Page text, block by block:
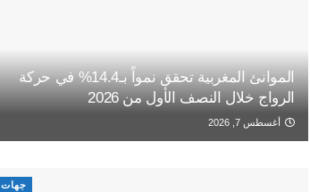
الموانئ المغربية تحقق نمواً بـ14.4% في حركة
الرواج خلال النصف الأول من 2026
أغسطس 7, 2026
جهات